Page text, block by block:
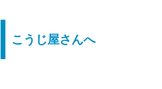
こうじ屋さんへ